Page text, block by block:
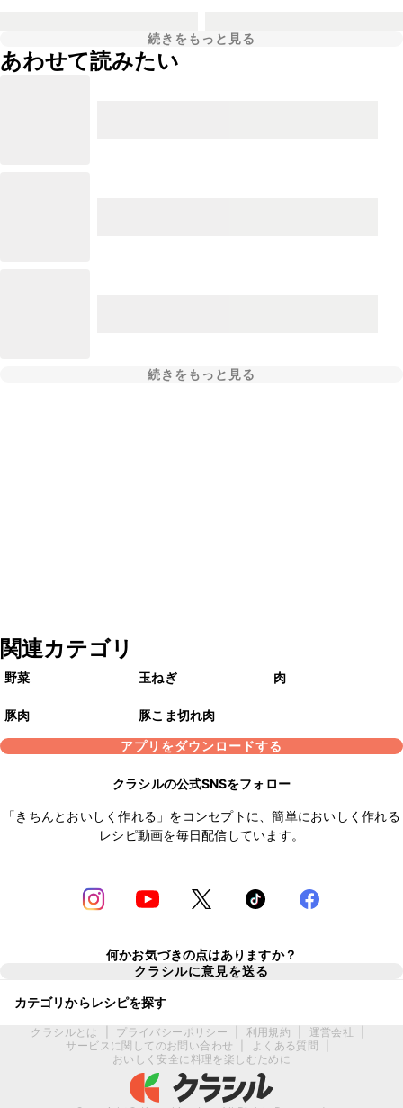
続きをもっと見る
あわせて読みたい
続きをもっと見る
関連カテゴリ
野菜 玉ねぎ 肉
豚肉
豚こま切れ肉
アプリをダウンロードする
クラシルの公式SNSをフォロー
「きちんとおいしく作れる」をコンセプトに、簡単においしく作れる
レシピ動画を毎日配信しています。
何かお気づきの点はありますか？
クラシルに意見を送る
カテゴリからレシピを探す
クラシルとは プライバシーポリシー 利用規約 運営会社
サービスに関してのお問い合わせ
よくある質問
おいしく安全に料理を楽しむために